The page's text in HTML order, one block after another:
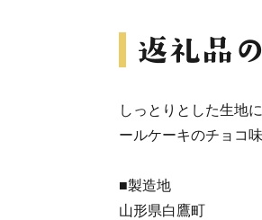
しっとりとした生地
ールケーキのチョコ
■製造地
山形県白鷹町